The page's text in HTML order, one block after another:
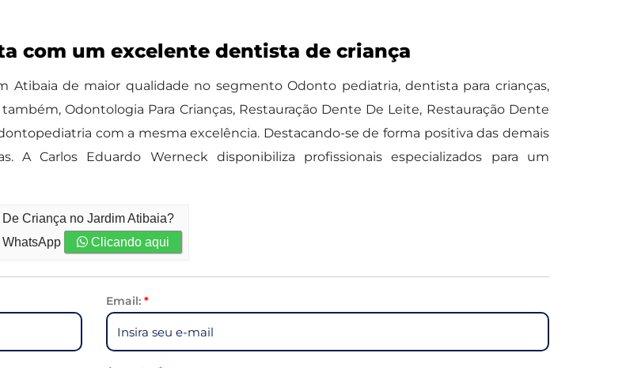
com um excelente dentista de criança
Atibaia de maior qualidade no segmento Odonto pediatria, dentista para crianças,
Odontologia Para Crianças, Restauração Dente De Leite, Restauração Dente
com a mesma excelência. Destacando-se de forma positiva das demais
A Carlos Eduardo Werneck disponibiliza profissionais especializados para um
Criança no Jardim Atibaia?
Clicando aqui
Email: *